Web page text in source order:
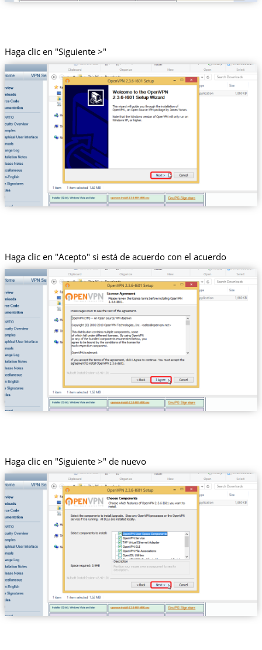
Haga clic en "Siguiente >"
Haga clic en "Acepto" si está de acuerdo con el acuerdo
Haga clic en "Siguiente >" de nuevo